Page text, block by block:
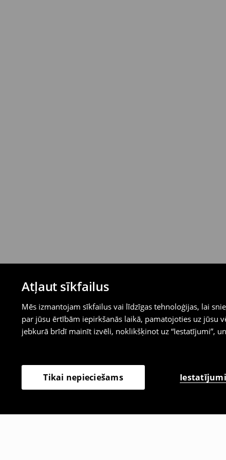
Atļaut sīkfailus
Mēs izmantojam sīkfailus vai līdzīgas tehnoloģijas, lai
par jūsu ērtībām iepirkšanās laikā, pamatojoties uz jūsu
jebkurā brīdī mainīt izvēli, noklikšķinot uz “Iestatījumi”,
Tikai nepieciešams Iestatījumi